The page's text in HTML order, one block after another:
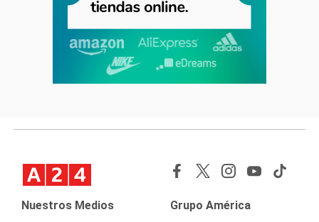
Nuestros Medios Grupo América